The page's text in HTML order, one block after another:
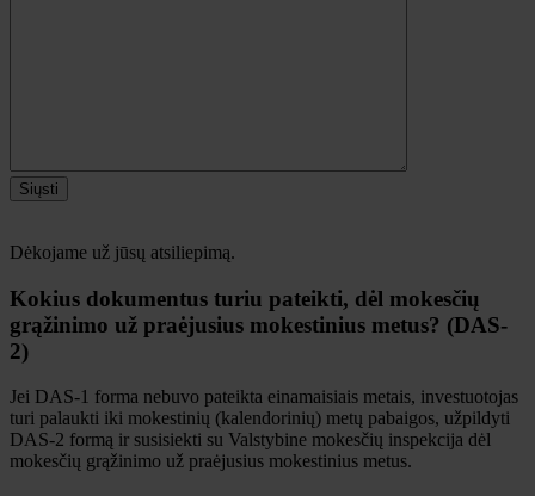
Siųsti
Dėkojame už jūsų atsiliepimą.
Kokius dokumentus turiu pateikti, dėl mokesčių
grąžinimo už praėjusius mokestinius metus? (DAS-
2)
Jei DAS-1 forma nebuvo pateikta einamaisiais metais, investuotojas
turi palaukti iki mokestinių (kalendorinių) metų pabaigos, užpildyti
DAS-2 formą ir susisiekti su Valstybine mokesčių inspekcija dėl
mokesčių grąžinimo už praėjusius mokestinius metus.